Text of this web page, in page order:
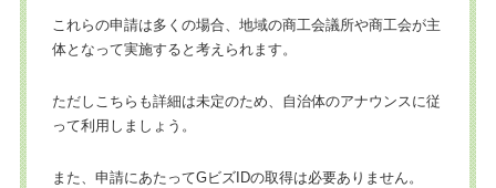
これらの申請は多くの場合、地域の商工会議所や商工会が主
体となって実施すると考えられます。
ただしこちらも詳細は未定のため、自治体のアナウンスに従
って利用しましょう。
また、申請にあたってGビズIDの取得は必要ありません。